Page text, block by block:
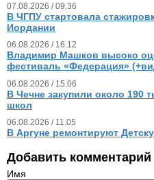
07.08.2026 / 09.36
В ЧГПУ стартовала
Иордании
06.08.2026 / 16.12
Владимир Машков высоко
фестиваль «Федерация»
06.08.2026 / 15.06
В Чечне закупили около 190
школ
06.08.2026 / 11.05
В Аргуне ремонтируют
Добавить комментарий
Имя